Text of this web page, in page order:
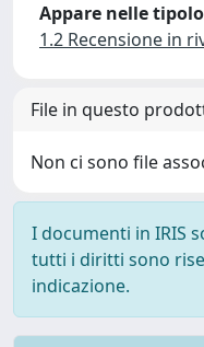
Appare nelle
1.2 Recensione in
File in questo
Non ci sono file
I documenti in IRIS
tutti i diritti sono
indicazione.